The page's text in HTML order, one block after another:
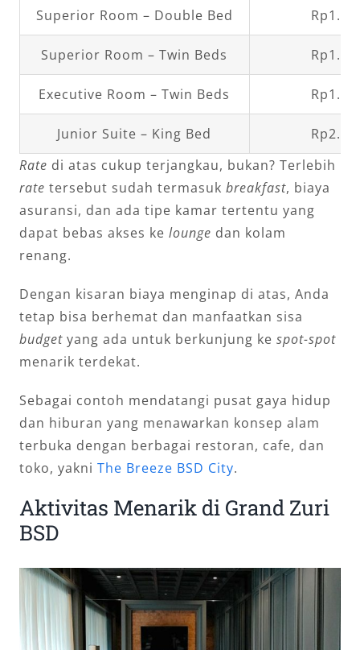
Superior Room – Double Bed
Superior Room – Twin Beds
Executive Room – Twin Beds
Junior Suite – King Bed
Rate di atas cukup terjangkau, bukan? Terlebih
rate tersebut sudah termasuk breakfast, biaya
asuransi, dan ada tipe kamar tertentu yang
dapat bebas akses ke lounge dan kolam
renang.
Dengan kisaran biaya menginap di atas, Anda
tetap bisa berhemat dan manfaatkan sisa
budgetyang ada untuk berkunjung ke spot-spot
menarik terdekat.
Sebagai contoh mendatangi pusat gaya hidup
dan hiburan yang menawarkan konsep alam
terbuka dengan berbagai restoran, cafe, dan
toko, yakni The Breeze BSD City.
Aktivitas Menarik di Grand Zuri
BSD